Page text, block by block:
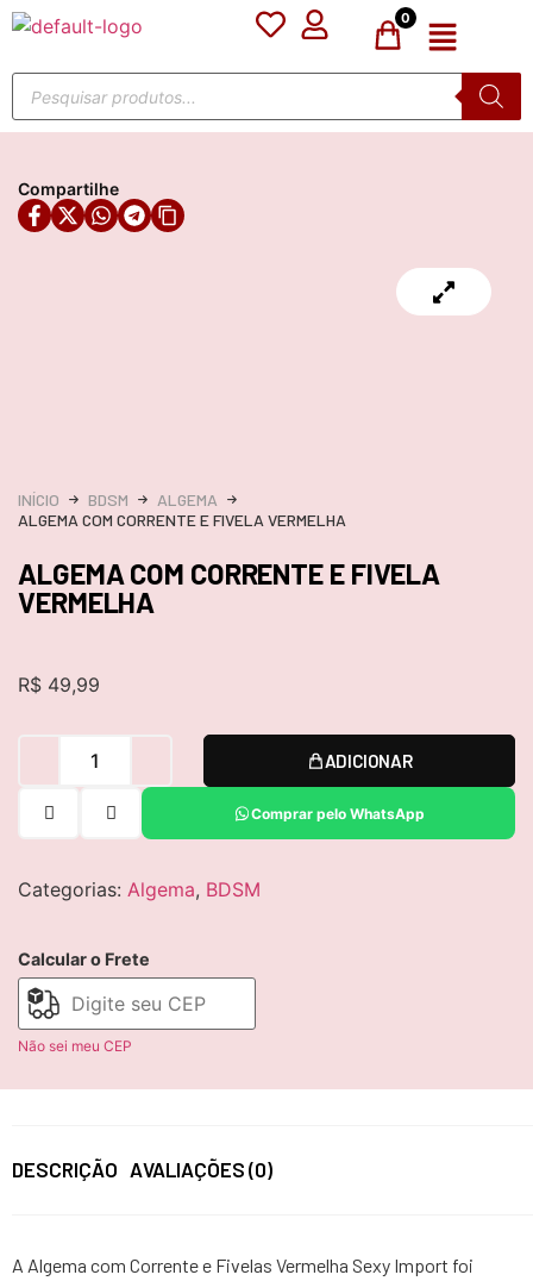
0
Compartilhe
INÍCIO BDSM
ALGEMA
ALGEMA COM CORRENTE E FIVELA VERMELHA
ALGEMA COM CORRENTE E FIVELA
VERMELHA
R$ 49,99
ADICIONAR
Comprar pelo WhatsApp
Categorias: Algema, BDSM
Calcular o Frete
Não sei meu CEP
DESCRIÇÃO AVALIAÇÕES (0)
A Algema com Corrente e Fivelas Vermelha Sexy Import foi